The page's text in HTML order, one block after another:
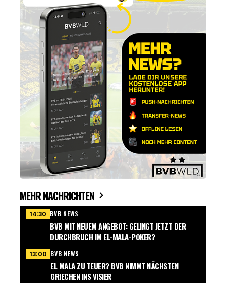
MEHR NACHRICHTEN
14:30 BVB NEWS
BVB MIT NEUEM ANGEBOT: GELINGT JETZT DER
DURCHBRUCH IM EL-MALA-POKER?
13:00 BVB NEWS
EL MALA ZU TEUER? BVB NIMMT NÄCHSTEN
GRIECHEN INS VISIER